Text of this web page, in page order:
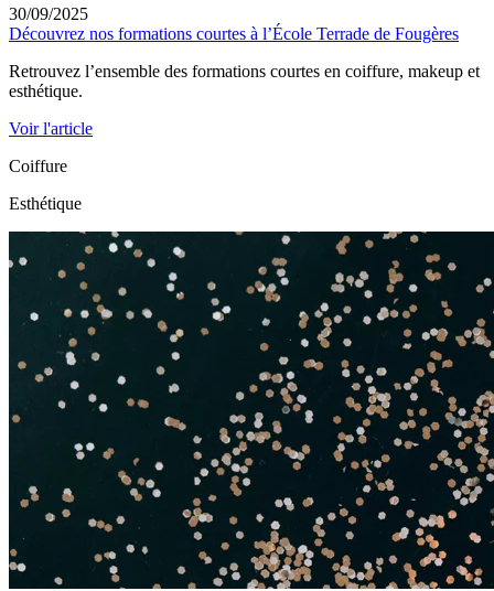
30/09/2025
Découvrez nos formations courtes à l’École Terrade de Fougères
Retrouvez l’ensemble des formations courtes en coiffure, makeup et
esthétique.
Voir l'article
Coiffure
Esthétique